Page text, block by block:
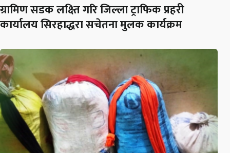
ग्रामिण सडक लक्ष्ति गरि जिल्ला ट्राफिक प्रहरी
कार्यालय सिरहाद्धरा सचेतना मुलक कार्यक्रम